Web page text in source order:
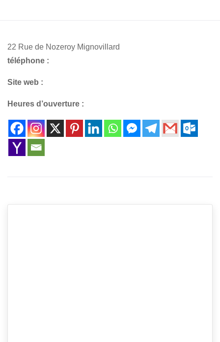
22 Rue de Nozeroy Mignovillard
téléphone :
Site web :
Heures d’ouverture :